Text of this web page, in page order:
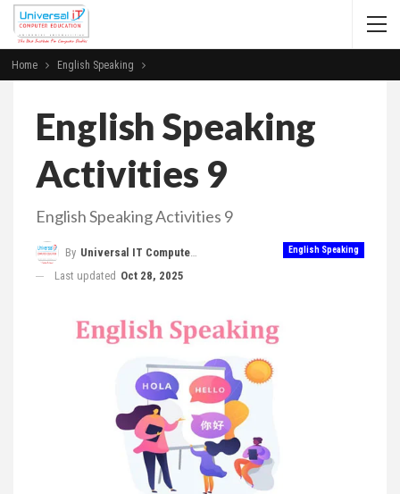
Home English Speaking
English Speaking
Activities 9
English Speaking Activities 9
English Speaking
By Universal IT Computer Education
Last updated Oct 28, 2025